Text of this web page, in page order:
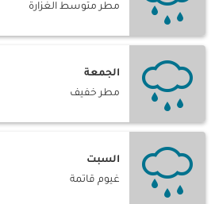
مطر متوسط الغزارة
الجمعة
مطر خفيف
السبت
غيوم قاتمة